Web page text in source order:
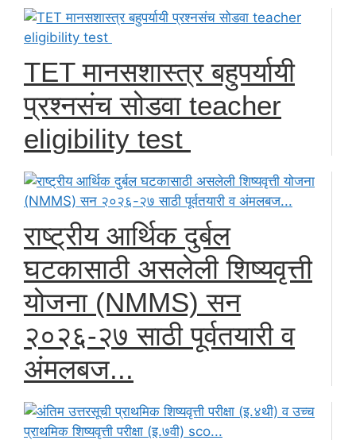
TET मानसशास्त्र बहुपर्यायी
प्रश्नसंच सोडवा teacher
eligibility test
राष्ट्रीय आर्थिक दुर्बल
घटकासाठी असलेली शिष्यवृत्ती
योजना (NMMS) सन
२०२६-२७ साठी पूर्वतयारी व
अंमलबज...